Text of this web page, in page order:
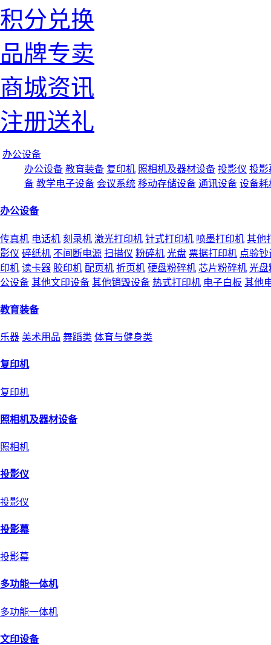
积分兑换
品牌专卖
商城资讯
注册送礼
办公设备
办公设备 教育装备 复印机 照相机及器材设备 投影仪 投影
备 教学电子设备 会议系统 移动存储设备 通讯设备 设备耗
办公设备
传真机 电话机 刻录机 激光打印机 针式打印机 喷墨打印机 其他
影仪 碎纸机 不间断电源 扫描仪 粉碎机 光盘 票据打印机 点验钞
印机 读卡器 胶印机 配页机 折页机 硬盘粉碎机 芯片粉碎机 光盘
公设备 其他文印设备 其他销毁设备 热式打印机 电子白板 其他
教育装备
乐器 美术用品 舞蹈类 体育与健身类
复印机
复印机
照相机及器材设备
照相机
投影仪
投影仪
投影幕
投影幕
多功能一体机
多功能一体机
文印设备